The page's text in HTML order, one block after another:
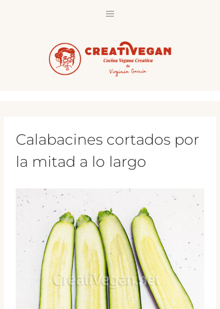
Calabacines cortados por
la mitad a lo largo